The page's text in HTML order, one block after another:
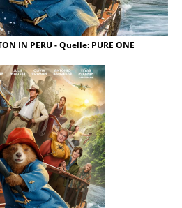
IN PERU - Quelle: PURE ONE